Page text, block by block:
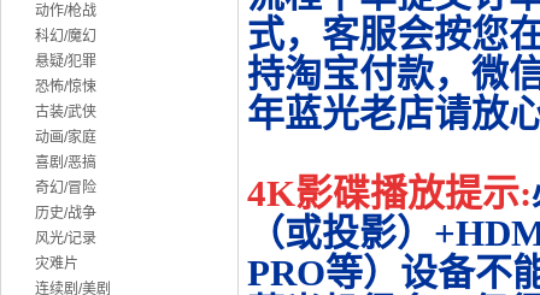
动作/枪战
科幻/魔幻
悬疑/犯罪
恐怖/惊悚
古装/武侠
动画/家庭
喜剧/恶搞
奇幻/冒险
历史/战争
风光/记录
灾难片
连续剧/美剧
式，客服会按您
持淘宝付款，微
年蓝光老店请放
4K影碟播放提示:
（或投影）
PRO等）设备不